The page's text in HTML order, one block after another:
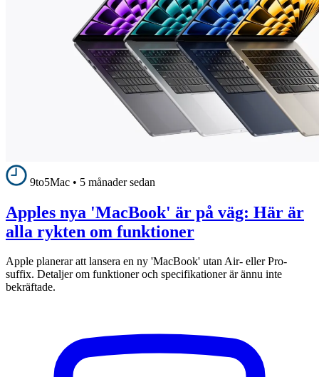
9to5Mac • 5 månader sedan
Apples nya 'MacBook' är på väg: Här är
alla rykten om funktioner
Apple planerar att lansera en ny 'MacBook' utan Air- eller Pro-
suffix. Detaljer om funktioner och specifikationer är ännu inte
bekräftade.